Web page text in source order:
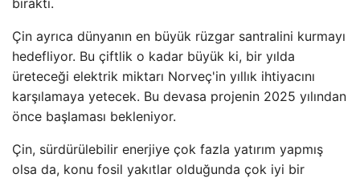
Çin ayrıca dünyanın en büyük rüzgar santralini kurmayı
hedefliyor. Bu çiftlik o kadar büyük ki, bir yılda
üreteceği elektrik miktarı Norveç'in yıllık ihtiyacını
karşılamaya yetecek. Bu devasa projenin 2025 yılından
önce başlaması bekleniyor.
Çin, sürdürülebilir enerjiye çok fazla yatırım yapmış
olsa da, konu fosil yakıtlar olduğunda çok iyi bir